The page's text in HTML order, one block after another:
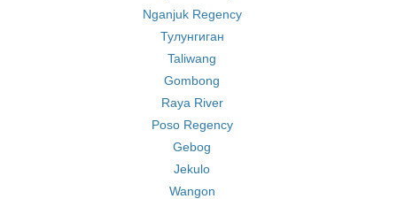
Nganjuk Regency
Тулунгиган
Taliwang
Gombong
Raya River
Poso Regency
Gebog
Jekulo
Wangon